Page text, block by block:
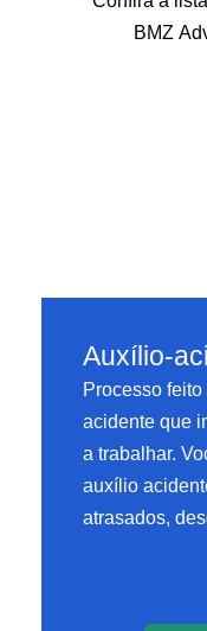
BMZ
Auxílio-
Processo
acidente que
a trabalhar.
auxílio
atrasados,